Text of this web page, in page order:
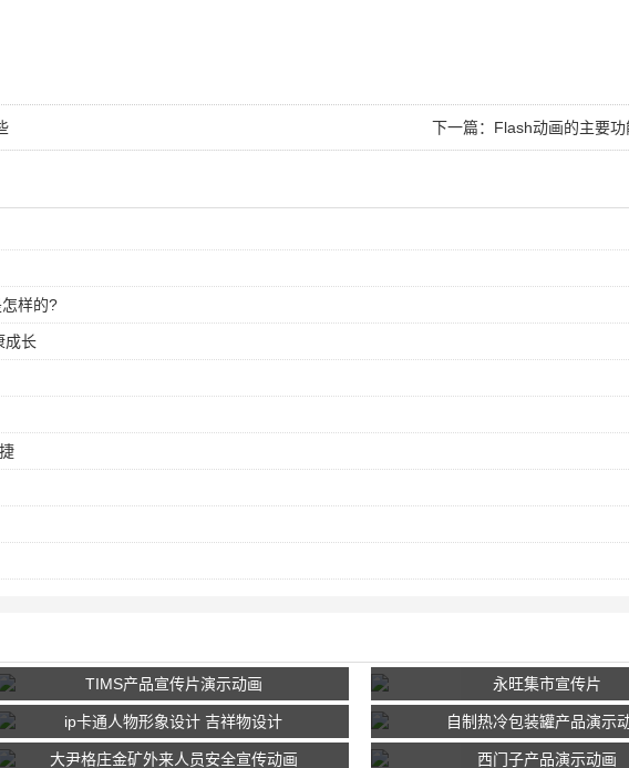
下一篇： Flash动画的主要
样的?
成长
TIMS产品宣传片演示动画 永旺集市宣传片
ip卡通人物形象设计 吉祥物设计 自制热冷包装罐产品演示
大尹格庄金矿外来人员安全宣传动画 西门子产品演示动画